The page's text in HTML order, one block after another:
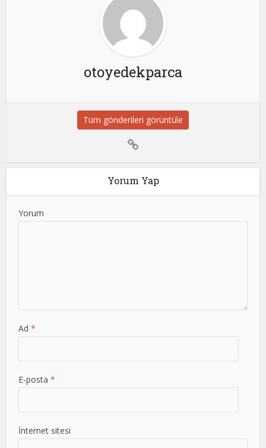
otoyedekparca
Tüm gönderileri görüntüle
Yorum Yap
Yorum
Ad*
E-posta*
İnternet sitesi